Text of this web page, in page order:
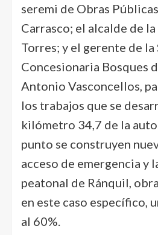
seremi de Obras
Carrasco; el alcalde de
Torres; y el gerente de la
Concesionaria Bosques
Antonio Vasconcellos,
los trabajos que se
kilómetro 34,7 de la
punto se construyen
acceso de emergencia y
peatonal de Ránquil,
en este caso específico,
al 60%.